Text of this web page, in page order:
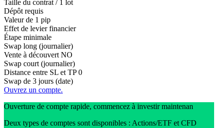
Taille du contrat / 1 lot
Dépôt requis
Valeur de 1 pip
Effet de levier financier
Étape minimale
Swap long (journalier)
Vente à découvert NO
Swap court (journalier)
Distance entre SL et TP 0
Swap de 3 jours (date)
Ouvrez un compte.
Ouverture de compte rapide, commencez à investir maintenan
Deux types de comptes sont disponibles : Actions/ETF et CFD